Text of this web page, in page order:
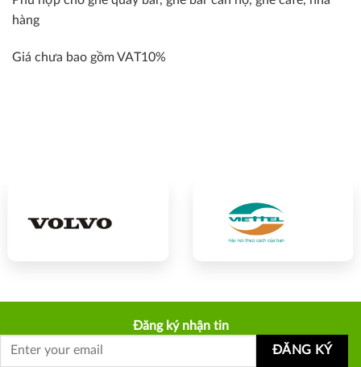
hàng
Giá chưa bao gồm VAT10%
Đăng ký nhận tin